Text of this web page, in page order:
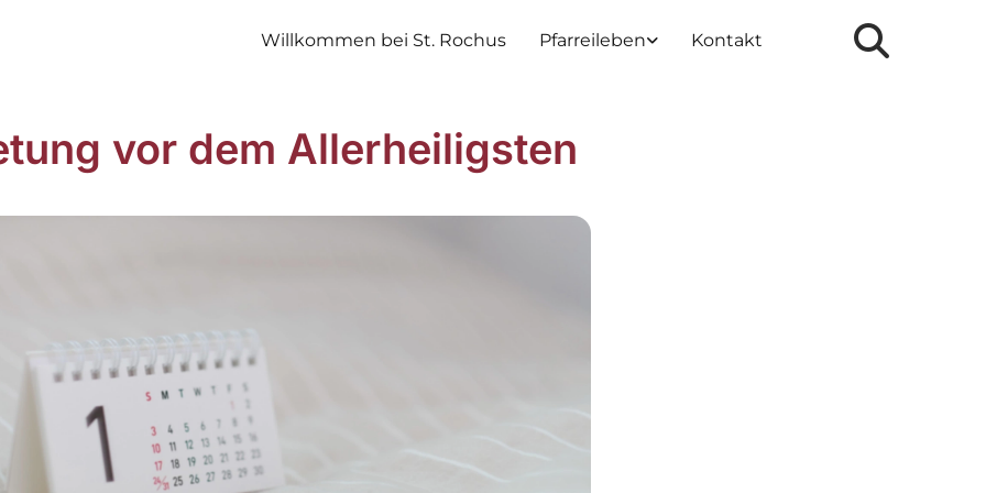
Willkommen bei St. Rochus Pfarreileben Kontakt
vor dem Allerheiligsten